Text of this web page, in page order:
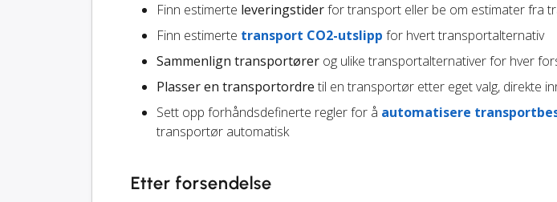
Finn estimerte leveringstiderfor transport eller be om estimater fra
Finn estimerte transport CO2-utslipp for hvert transportalternativ
Sammenlign transportører og ulike transportalternativer for hver
Plasser en transportordre til en transportør etter eget valg, direkte
Sett opp forhåndsdefinerte regler for å automatisere
transportør automatisk
Etter forsendelse